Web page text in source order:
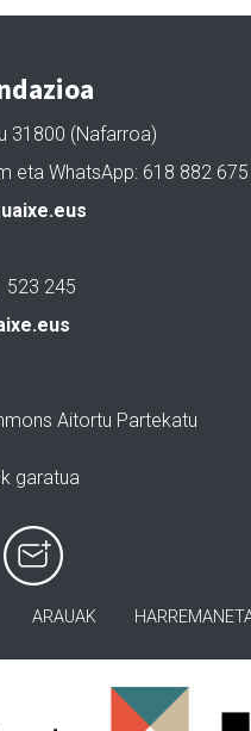
31800 (Nafarroa)
eta WhatsApp: 618 882 675
523 245
Aitortu Partekatu
garatua
ARAUAK